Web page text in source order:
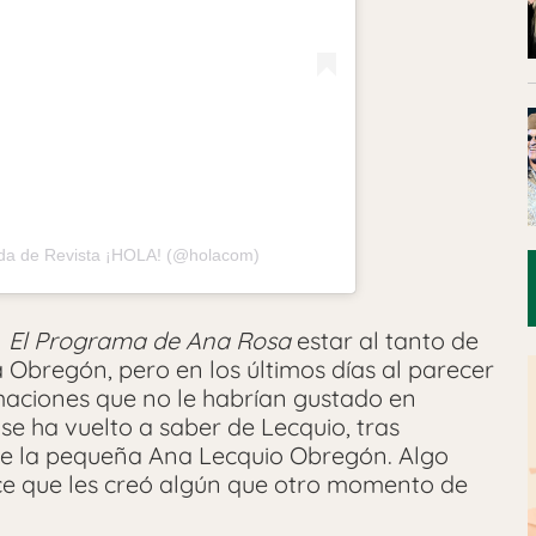
de Revista ¡HOLA! (@holacom)
El Programa de Ana Rosaestar al tanto de
pero en los últimos días al parecer
que no le habrían gustado en
ha vuelto a saber de Lecquio, tras
la pequeña Ana Lecquio Obregón. Algo
que les creó algún que otro momento de